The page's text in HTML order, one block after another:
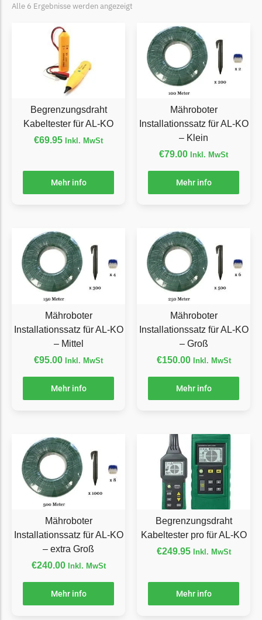
Begrenzungsdraht
Cub Cadet
Cub Cadet Messer
Begrenzungsdraht
Ecovacs Messer
Einhell
Etesia
Eufy
Eufy Messer
Ferrex
Ferrex Messer
Begrenzungsdraht
Begrenzungsdraht
Begrenzungsdraht
Fuxtec
Fuxtec Messer
Begrenzungsdraht
Garden Feelings
Garden Feelings Messer
Greenworks
Alle 6 Ergebnisse werden angezeigt
Begrenzungsdraht
Kabeltester für AL-KO
€69.95 Inkl. MwSt
Mehr info
Mähroboter
Installationssatz für AL-KO
– Klein
€79.00 Inkl. MwSt
Mehr info
Mähroboter
Installationssatz für AL-KO
– Mittel
€95.00 Inkl. MwSt
Mehr info
Mähroboter
Installationssatz für AL-KO
– Groß
€150.00 Inkl. MwSt
Mehr info
Mähroboter
Installationssatz für AL-KO
– extra Groß
€240.00 Inkl. MwSt
Mehr info
Begrenzungsdraht
Kabeltester pro für AL-KO
€249.95 Inkl. MwSt
Mehr info